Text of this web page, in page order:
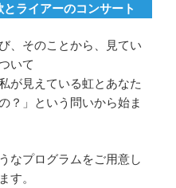
ライアーのコンサート
、そのことから、見てい
いて
が見えている虹とあなた
？」という問いから始ま
なプログラムをご用意し
す。